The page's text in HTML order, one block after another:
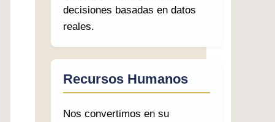
decisiones basadas en datos
reales.
Recursos Humanos
Nos convertimos en su